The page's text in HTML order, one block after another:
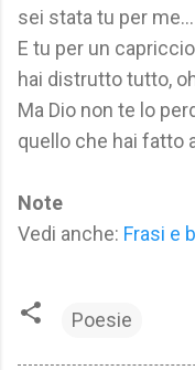
sei stata tu per me...
E tu per un capriccio
hai distrutto tutto,
Ma Dio non te lo
quello che hai fatto
Note
Vedi anche: Frasi e
Poesie